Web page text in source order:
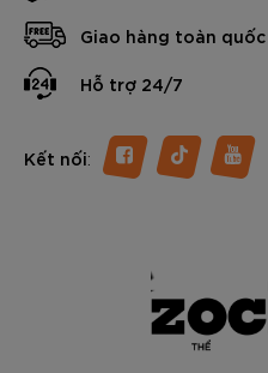
Giao hàng toàn quốc
Hỗ trợ 24/7
Kết nối: